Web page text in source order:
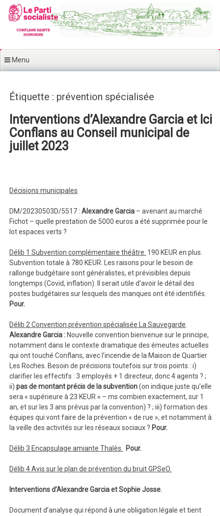
Aller au contenu principal
Menu
Étiquette : prévention spécialisée
Interventions d’Alexandre Garcia et Ici
Conflans au Conseil municipal de
juillet 2023
Décisions municipales
DM/20230503D/5517 :Alexandre Garcia – avenant au marché
Fichot – quelle prestation de 5000 euros a été supprimée pour le
lot espaces verts ?
Délib 1 Subvention complémentaire théâtre. 190 KEUR en plus.
Subvention totale à 780 KEUR. Les raisons pour le besoin de
rallonge budgétaire sont généralistes, et prévisibles depuis
longtemps (Covid, inflation). Il serait utile d’avoir le détail des
postes budgétaires sur lesquels des manques ont été identifiés.
Pour.
Délib 2 Convention prévention spécialisée La Sauvegarde
Alexandre Garcia : Nouvelle convention bienvenue sur le principe,
notamment dans le contexte dramatique des émeutes actuelles
qui ont touché Conflans, avec l’incendie de la Maison de Quartier
Les Roches. Besoin de précisions toutefois sur trois points : i)
clarifier les effectifs : 3 employés + 1 directeur, donc 4 agents ? ;
ii)pas de montant précis de la subvention(on indique juste qu’elle
sera « supérieure à 23 KEUR » – ms combien exactement, sur 1
an, et sur les 3 ans prévus par la convention) ? ; iii) formation des
équipes qui vont faire de la prévention « de rue », et notamment à
la veille des activités sur les réseaux sociaux ? Pour.
Délib 3 Encapsulage amiante Thalès. Pour.
Délib 4 Avis sur le plan de prévention du bruit GPSeO.
Interventions d’Alexandre Garcia et Sophie Josse.
Document d’analyse qui répond à une obligation légale et tient